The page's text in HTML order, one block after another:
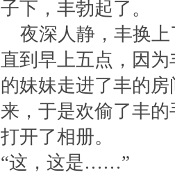
子下，丰勃起了。
夜深人静，丰换
直到早上五点，因
的妹妹走进了丰的
来，于是欢偷了丰
打开了相册。
“这，这是……”